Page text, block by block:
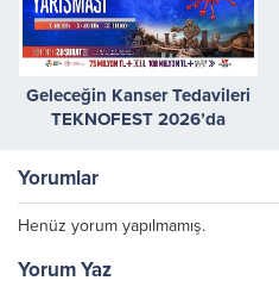
Geleceğin Kanser Tedavileri
TEKNOFEST 2026’da
Yorumlar
Henüz yorum yapılmamış.
Yorum Yaz